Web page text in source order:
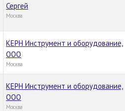
Сергей
Москва
КЕРН Инструмент и оборудование,
ООО
Москва
КЕРН Инструмент и оборудование,
ООО
Москва